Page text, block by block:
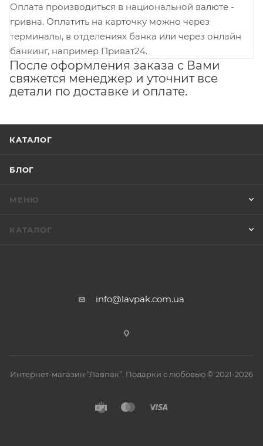
Оплата производиться в национальной валюте -
гривна. Оплатить на карточку можно через
терминалы, в отделениях банка или через онлайн
банкинг, например Приват24.
После оформления заказа с Вами
свяжется менеджер и уточнит все
детали по доставке и оплате.
КАТАЛОГ
БЛОГ
МЕНЮ
КАТАЛОГ
info@lavpak.com.ua
Интернет-магазин “Лавпак”. Подарки с любовью © 2021-2026